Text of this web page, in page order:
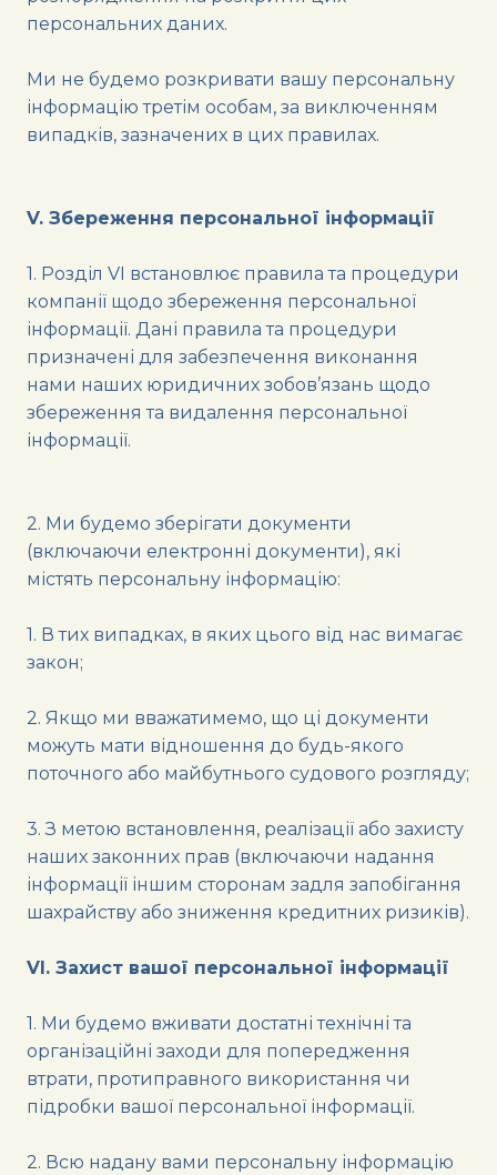
персональних даних.
Ми не будемо розкривати вашу персональну
інформацію третім особам, за виключенням
випадків, зазначених в цих правилах.
V. Збереження персональної інформації
1. Розділ VI встановлює правила та процедури
компанії щодо збереження персональної
інформації. Дані правила та процедури
призначені для забезпечення виконання
нами наших юридичних зобов’язань щодо
збереження та видалення персональної
інформації.
2. Ми будемо зберігати документи
(включаючи електронні документи), які
містять персональну інформацію:
1. В тих випадках, в яких цього від нас вимагає
закон;
2. Якщо ми вважатимемо, що ці документи
можуть мати відношення до будь-якого
поточного або майбутнього судового розгляду;
3. З метою встановлення, реалізації або захисту
наших законних прав (включаючи надання
інформації іншим сторонам задля запобігання
шахрайству або зниження кредитних ризиків).
VI. Захист вашої персональної інформації
1. Ми будемо вживати достатні технічні та
організаційні заходи для попередження
втрати, протиправного використання чи
підробки вашої персональної інформації.
2. Всю надану вами персональну інформацію